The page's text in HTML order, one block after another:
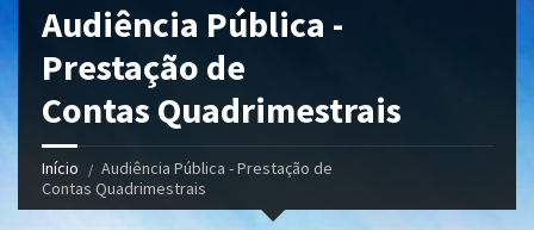
Audiência Pública -
Prestação de
Contas Quadrimestrais
Início
Audiência Pública - Prestação de
Contas Quadrimestrais